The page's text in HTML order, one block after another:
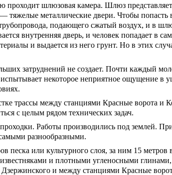
проходит шлюзовая камера. Шлюз
металлические двери. Чтобы попасть
подающего сжатый воздух, и в
внутренняя дверь, и человек попадает в
и выдается из него грунт. Но в этих
затруднений не создает. Почти каждый
некоторое неприятное ощущение в
трассы между станциями Красные ворота и
с целым рядом технических задач.
Работы производились под землей.
разнообразными.
песка или культурного слоя, за ним 15
и плотными угленосными
и между станциями Красные